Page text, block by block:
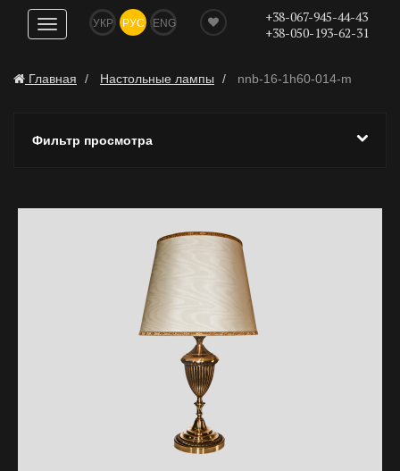
Показать
навигацию
УКР РУС ENG
+38-067-945-44-43
+38-050-193-62-31
Главная Настольные лампы nnb-16-1h60-014-m
Фильтр просмотра